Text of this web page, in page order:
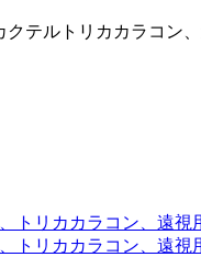
テルトリカカラコン
トリカカラコン、遠
トリカカラコン、遠